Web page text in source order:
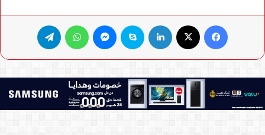
فيسبوك لينكدإن سكايب ماسنجر واتساب